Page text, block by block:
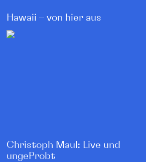
Hawaii – von hier aus
Christoph Maul: Live und
ungeProbt